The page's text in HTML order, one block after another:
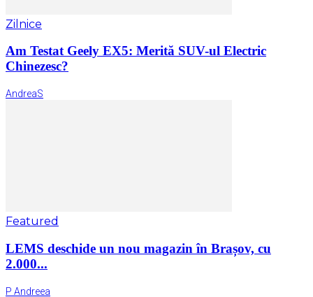
Zilnice
Am Testat Geely EX5: Merită SUV-ul Electric
Chinezesc?
AndreaS
Featured
LEMS deschide un nou magazin în Brașov, cu
2.000...
P Andreea